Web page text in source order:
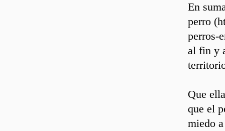
En
perro
perros-
al fin y
Que
que el
miedo